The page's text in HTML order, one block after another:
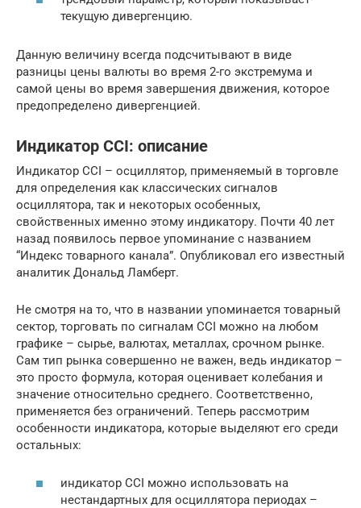
текущую дивергенцию.
Данную величину всегда подсчитывают в виде
разницы цены валюты во время 2-го экстремума и
самой цены во время завершения движения, которое
предопределено дивергенцией.
Индикатор CCI: описание
Индикатор CCI – осциллятор, применяемый в торговле
для определения как классических сигналов
осциллятора, так и некоторых особенных,
свойственных именно этому индикатору. Почти 40 лет
назад появилось первое упоминание с названием
“Индекс товарного канала”. Опубликовал его известный
аналитик Дональд Ламберт.
Не смотря на то, что в названии упоминается товарный
сектор, торговать по сигналам CCI можно на любом
графике – сырье, валютах, металлах, срочном рынке.
Сам тип рынка совершенно не важен, ведь индикатор –
это просто формула, которая оценивает колебания и
значение относительно среднего. Соответственно,
применяется без ограничений. Теперь рассмотрим
особенности индикатора, которые выделяют его среди
остальных:
индикатор CCI можно использовать на
нестандартных для осциллятора периодах –